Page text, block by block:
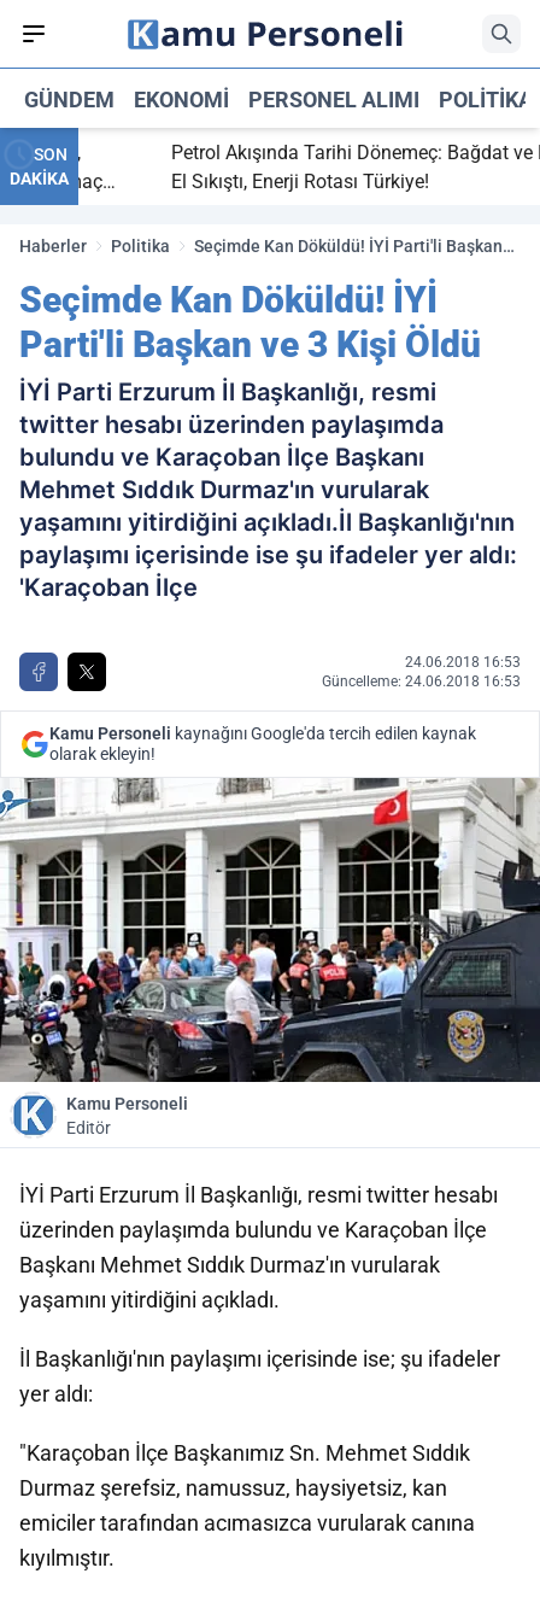
GÜNDEM EKONOMI PERSONEL ALIMI POLITIKA
SON
DAKİKA
bitti,
maç
Petrol Akışında Tarihi Dönemeç: Bağdat ve Erbil
El Sıkıştı, Enerji Rotası Türkiye!
Haberler Politika
Seçimde Kan Döküldü! İYİ Parti'li Başkan
Seçimde Kan Döküldü! İYİ
Parti'li Başkan ve 3 Kişi Öldü
İYİ Parti Erzurum İl Başkanlığı, resmi
twitter hesabı üzerinden paylaşımda
bulundu ve Karaçoban İlçe Başkanı
Mehmet Sıddık Durmaz'ın vurularak
yaşamını yitirdiğini açıkladı.İl Başkanlığı'nın
paylaşımı içerisinde ise şu ifadeler yer aldı:
'Karaçoban İlçe
24.06.2018 16:53
Güncelleme: 24.06.2018 16:53
Kamu Personeli kaynağını Google'da tercih edilen kaynak
olarak ekleyin!
Kamu Personeli
Editör
İYİ Parti Erzurum İl Başkanlığı, resmi twitter hesabı
üzerinden paylaşımda bulundu ve Karaçoban İlçe
Başkanı Mehmet Sıddık Durmaz'ın vurularak
yaşamını yitirdiğini açıkladı.
İl Başkanlığı'nın paylaşımı içerisinde ise; şu ifadeler
yer aldı:
"Karaçoban İlçe Başkanımız Sn. Mehmet Sıddık
Durmaz şerefsiz, namussuz, haysiyetsiz, kan
emiciler tarafından acımasızca vurularak canına
kıyılmıştır.